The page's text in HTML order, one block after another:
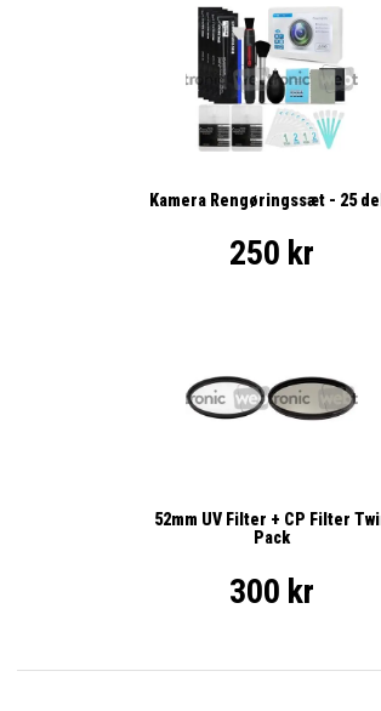
Kamera Rengøringssæt - 25
250 kr
52mm UV Filter + CP Filter
Pack
300 kr